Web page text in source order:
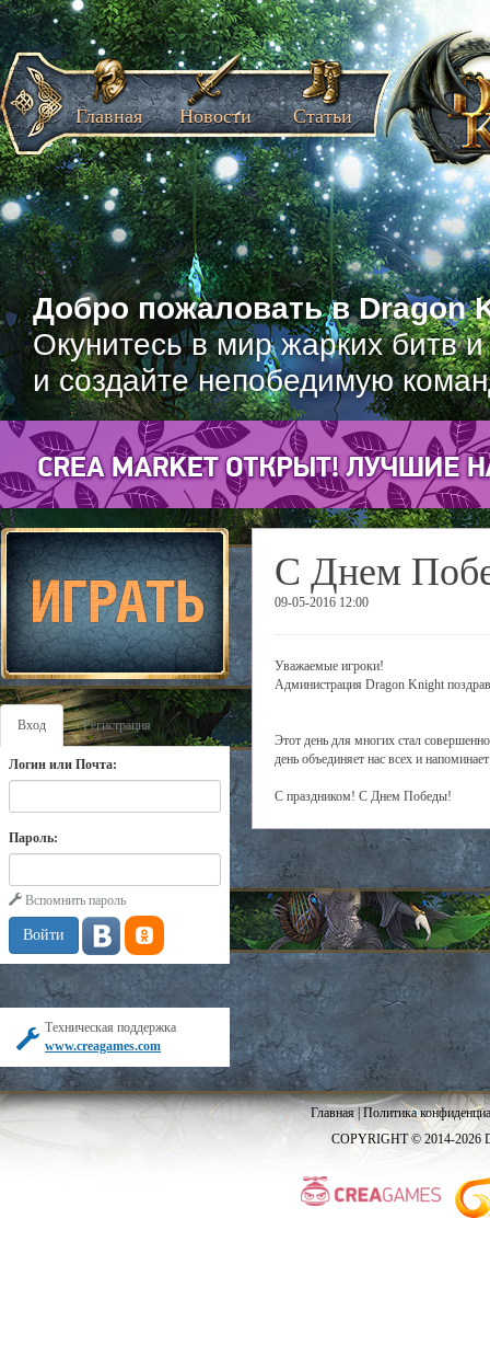
Добро пожаловать в Dragon
Окунитесь в мир жарких битв
и создайте непобедимую
Главная Новости Статьи
Вход Регистрация
Логин или Почта:
Пароль:
Вспомнить пароль
Техническая поддержка
www.creagames.com
С Днем
09-05-2016 12:00
Уважаемые игроки!
Администрация Dragon Knight
Этот день для многих стал
день объединяет нас всех и
С праздником! С Днем Победы!
Главная|Политика
COPYRIGHT © 2014-2026